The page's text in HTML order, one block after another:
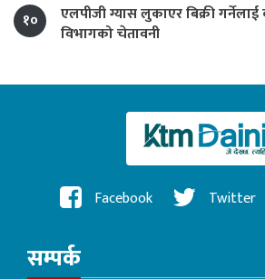
१०
एलपीजी ग्यास लुकाएर बिक्री गर्नेलाई
विभागको चेतावनी
Facebook Twitter
सम्पर्क